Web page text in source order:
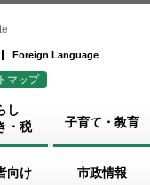
Foreign Language
マップ
し
・税
子育て・教育
向け 市政情報